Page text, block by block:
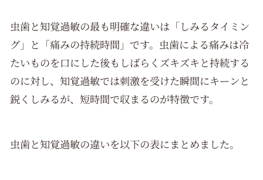
虫歯と知覚過敏の最も明確な違いは「しみるタイミン
グ」と「痛みの持続時間」です。虫歯による痛みは冷
たいものを口にした後もしばらくズキズキと持続する
のに対し、知覚過敏では刺激を受けた瞬間にキーンと
鋭くしみるが、短時間で収まるのが特徴です。
虫歯と知覚過敏の違いを以下の表にまとめました。